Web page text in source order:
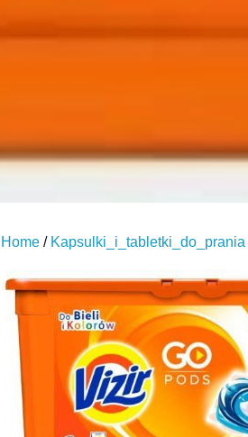
Home / Kapsulki_i_tabletki_do_prania